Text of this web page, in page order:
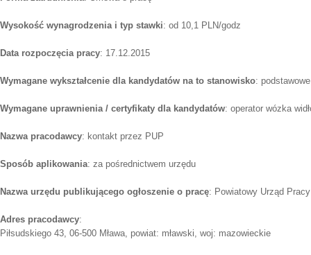
Wysokość wynagrodzenia i typ stawki: od 10,1 PLN/godz
Data rozpoczęcia pracy: 17.12.2015
Wymagane wykształcenie dla kandydatów na to stanowisko: podstawowe
Wymagane uprawnienia / certyfikaty dla kandydatów: operator wózka
Nazwa pracodawcy: kontakt przez PUP
Sposób aplikowania: za pośrednictwem urzędu
Nazwa urzędu publikującego ogłoszenie o pracę: Powiatowy Urząd Pracy
Adres pracodawcy:
Piłsudskiego 43, 06-500 Mława, powiat: mławski, woj: mazowieckie